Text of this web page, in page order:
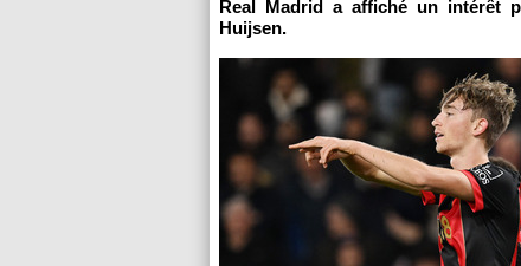
Real Madrid a affiché un intérêt
Huijsen.